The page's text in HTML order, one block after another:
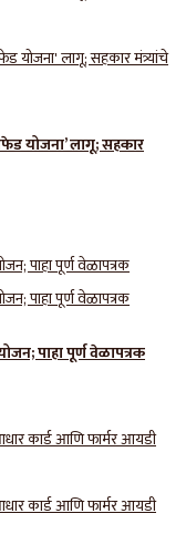
योजना’ लागू; सहकार
पाहा पूर्ण वेळापत्रक